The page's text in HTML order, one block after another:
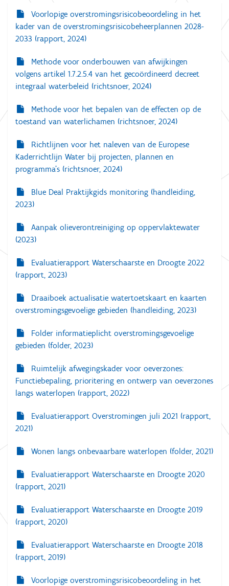
N
a
g
t
i
e
Voorlopige overstromingsrisicobeoordeling in het
kader van de overstromingsrisicobeheerplannen 2028-
2033 (rapport, 2024)
Methode voor onderbouwen van afwijkingen
volgens artikel 1.7.2.5.4 van het gecoördineerd decreet
integraal waterbeleid (richtsnoer, 2024)
Methode voor het bepalen van de effecten op de
toestand van waterlichamen (richtsnoer, 2024)
Richtlijnen voor het naleven van de Europese
Kaderrichtlijn Water bij projecten, plannen en
programma’s (richtsnoer, 2024)
Blue Deal Praktijkgids monitoring (handleiding,
2023)
Aanpak olieverontreiniging op oppervlaktewater
(2023)
Evaluatierapport Waterschaarste en Droogte 2022
(rapport, 2023)
Draaiboek actualisatie watertoetskaart en kaarten
overstromingsgevoelige gebieden (handleiding, 2023)
Folder informatieplicht overstromingsgevoelige
gebieden (folder, 2023)
Ruimtelijk afwegingskader voor oeverzones:
Functiebepaling, prioritering en ontwerp van oeverzones
langs waterlopen (rapport, 2022)
Evaluatierapport Overstromingen juli 2021 (rapport,
2021)
Wonen langs onbevaarbare waterlopen (folder, 2021)
Evaluatierapport Waterschaarste en Droogte 2020
(rapport, 2021)
Evaluatierapport Waterschaarste en Droogte 2019
(rapport, 2020)
Evaluatierapport Waterschaarste en Droogte 2018
(rapport, 2019)
Voorlopige overstromingsrisicobeoordeling in het